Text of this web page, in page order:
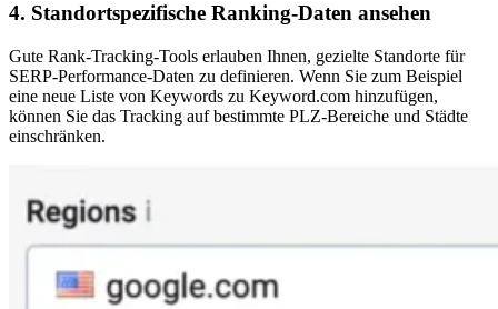
4. Standortspezifische Ranking-Daten ansehen
Gute Rank-Tracking-Tools erlauben Ihnen, gezielte Standorte für
SERP-Performance-Daten zu definieren. Wenn Sie zum Beispiel
eine neue Liste von Keywords zu Keyword.com hinzufügen,
können Sie das Tracking auf bestimmte PLZ-Bereiche und Städte
einschränken.